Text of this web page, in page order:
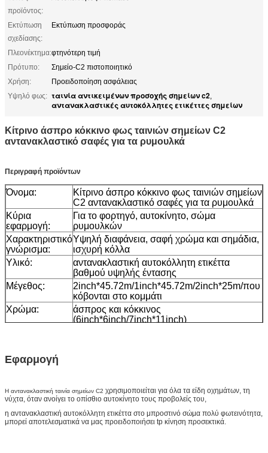
προϊόντος:
Εκτύπωση
σχεδίασης:
Εκτύπωση προσφοράς
Πλεονέκτημα:φτηνότερη τιμή
Πρότυπο:
Σημείο-C2 πιστοποιητικό
Χρήση:
Προειδοποίηση ασφάλειας
Υψηλό φως: ταινία αντικειμένων προσοχής σημείων c2,
αντανακλαστικές αυτοκόλλητες ετικέττες σημείων
Κίτρινο άσπρο κόκκινο φως ταινιών σημείων C2
αντανακλαστικό σαφές για τα ρυμουλκά
Περιγραφή προϊόντων
Όνομα:
Κίτρινο άσπρο κόκκινο φως ταινιών σημείων
C2 αντανακλαστικό σαφές για τα ρυμουλκά
Κύρια
εφαρμογή:
Για το φορτηγό, αυτοκίνητο, σώμα
ρυμουλκών
Χαρακτηριστικό
γνώρισμα:
Υψηλή διαφάνεια, σαφή χρώμα και σημάδια,
ισχυρή κόλλα
Υλικό:
αντανακλαστική αυτοκόλλητη ετικέττα
βαθμού υψηλής έντασης
Μέγεθος:
2inch*45.72m/1inch*45.72m/2inch*25m/που
κόβονται στο κομμάτι
Χρώμα:
άσπρος και κόκκινος
(6inch*6inch/7inch*11inch)
Δείγμα:
διαταγής
Εφαρμογή
Η αντανακλαστική ταινία σημείων C2 χρησιμοποιείται για όλα τα είδη οχημάτων, τη
νύχτα, όταν ανοίγει το οπίσθιο αυτοκίνητο τους προβολείς του,
η αντανακλαστική αυτοκόλλητη ετικέττα στο μπροστινό σώμα πολύ φωτεινότητα,
μπορεί αποτελεσματικά να μας προειδοποιήσει tp κίνηση προσεκτικά.